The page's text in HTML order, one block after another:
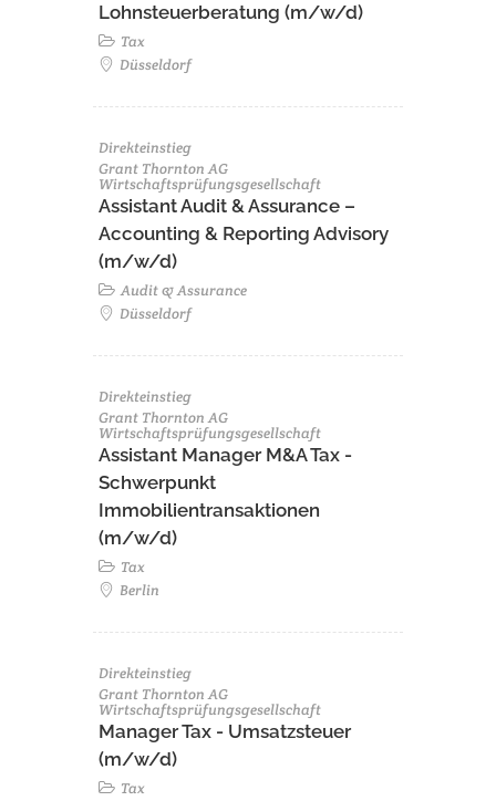
Lohnsteuerberatung (m/w/d)
Tax
Düsseldorf
Direkteinstieg
Grant Thornton AG
Wirtschaftsprüfungsgesellschaft
Assistant Audit & Assurance –
Accounting & Reporting Advisory
(m/w/d)
Audit & Assurance
Düsseldorf
Direkteinstieg
Grant Thornton AG
Wirtschaftsprüfungsgesellschaft
Assistant Manager M&A Tax -
Schwerpunkt
Immobilientransaktionen
(m/w/d)
Tax
Berlin
Direkteinstieg
Grant Thornton AG
Wirtschaftsprüfungsgesellschaft
Manager Tax - Umsatzsteuer
(m/w/d)
Tax